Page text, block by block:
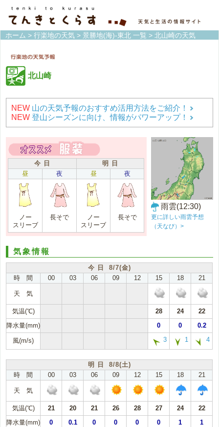
ホーム > 行楽地の天気 > 景勝地(海)-東北 一覧 > 北山崎の天気
北山崎
NEW 山の天気予報のおすすめ活用方法をご紹介！
NEW 登山シーズンに向け、情報がパワーアップ！
今 日
明 日
昼
夜 昼 夜
ノー
スリーブ
長そで
ノー
スリーブ
長そで
雨雲(12:30)
更に詳しい雨雲予想
（天なび）>
気象情報
今 日 8/7(金)
時 間
00 03 06 09 12 15 18 21
天 気
気温(℃) 28 24
22
降水量(mm)
0 0 0.2
風(m/s) 3 1 4
明 日 8/8(土)
時 間
00 03 06 09 12 15 18 21
天 気
気温(℃) 21 20 21 26 28 27 24
22
降水量(mm)
0 0.1 0 0 0 0 1 1